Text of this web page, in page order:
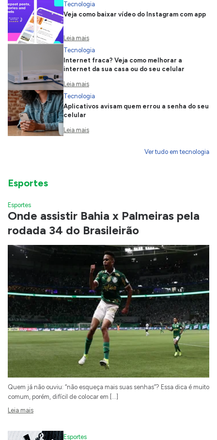
Tecnologia
Veja como baixar vídeo do Instagram com app
Leia mais
Tecnologia
Internet fraca? Veja como melhorar a
internet da sua casa ou do seu celular
Leia mais
Tecnologia
Aplicativos avisam quem errou a senha do seu
celular
Leia mais
Ver tudo em tecnologia
Esportes
Esportes
Onde assistir Bahia x Palmeiras pela
rodada 34 do Brasileirão
Quem já não ouviu: “não esqueça mais suas senhas”? Essa dica é muito
comum, porém, difícil de colocar em […]
Leia mais
Esportes